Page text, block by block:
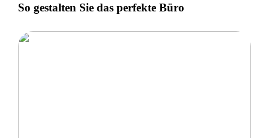
So gestalten Sie das perfekte Büro